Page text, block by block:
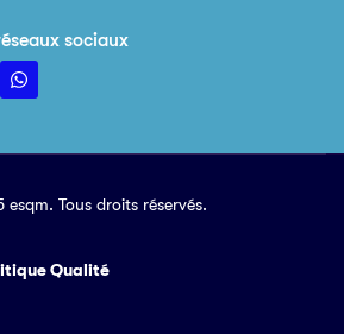
sociaux
Tous droits réservés.
Qualité